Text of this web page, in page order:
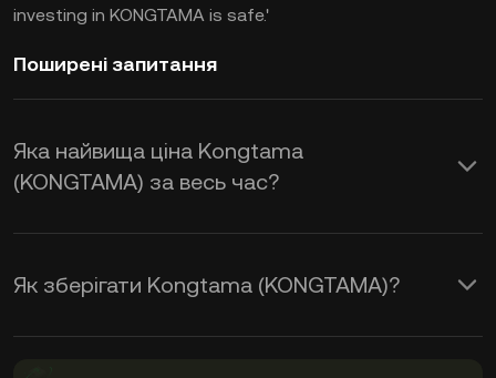
investing in KONGTAMA is safe.'
Поширені запитання
Яка найвища ціна Kongtama
(KONGTAMA) за весь час?
Як зберігати Kongtama (KONGTAMA)?